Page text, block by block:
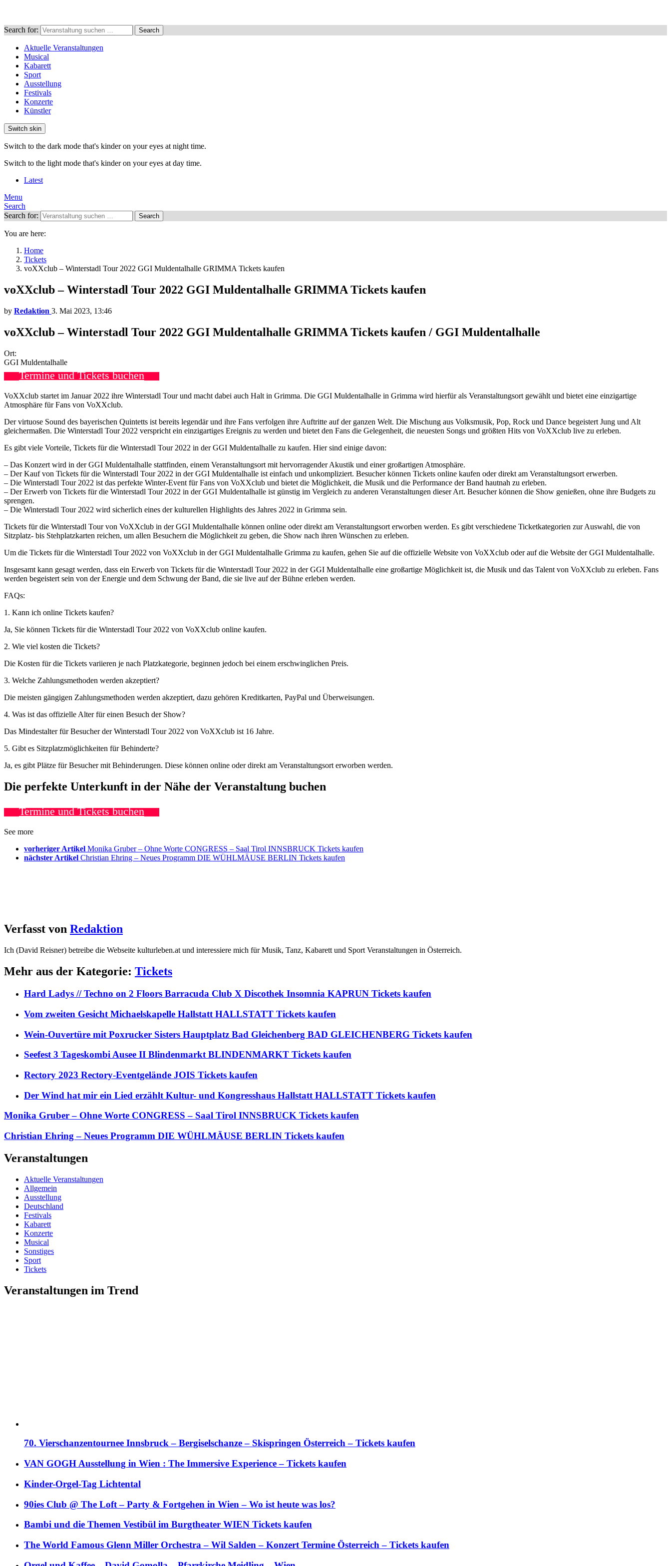
Search for: Search
Aktuelle Veranstaltungen
Musical
Kabarett
Sport
Ausstellung
Festivals
Konzerte
Künstler
Switch skin
Switch to the dark mode that's kinder on your eyes at night time.
Switch to the light mode that's kinder on your eyes at day time.
Latest
Menu
Search
Search for:
Search
You are here:
Home
Tickets
voXXclub – Winterstadl Tour 2022 GGI Muldentalhalle GRIMMA Tickets kaufen
voXXclub – Winterstadl Tour 2022 GGI Muldentalhalle GRIMMA Tickets kaufen
by Redaktion 3. Mai 2023, 13:46
voXXclub – Winterstadl Tour 2022 GGI Muldentalhalle GRIMMA Tickets kaufen / GGI Muldentalhalle
Ort:
GGI Muldentalhalle
Termine und Tickets buchen
VoXXclub startet im Januar 2022 ihre Winterstadl Tour und macht dabei auch Halt in Grimma. Die GGI Muldentalhalle in Grimma wird hierfür als Veranstaltungsort gewählt und bietet eine einzigartige
Atmosphäre für Fans von VoXXclub.
Der virtuose Sound des bayerischen Quintetts ist bereits legendär und ihre Fans verfolgen ihre Auftritte auf der ganzen Welt. Die Mischung aus Volksmusik, Pop, Rock und Dance begeistert Jung und Alt
gleichermaßen. Die Winterstadl Tour 2022 verspricht ein einzigartiges Ereignis zu werden und bietet den Fans die Gelegenheit, die neuesten Songs und größten Hits von VoXXclub live zu erleben.
Es gibt viele Vorteile, Tickets für die Winterstadl Tour 2022 in der GGI Muldentalhalle zu kaufen. Hier sind einige davon:
– Das Konzert wird in der GGI Muldentalhalle stattfinden, einem Veranstaltungsort mit hervorragender Akustik und einer großartigen Atmosphäre.
– Der Kauf von Tickets für die Winterstadl Tour 2022 in der GGI Muldentalhalle ist einfach und unkompliziert. Besucher können Tickets online kaufen oder direkt am Veranstaltungsort erwerben.
– Die Winterstadl Tour 2022 ist das perfekte Winter-Event für Fans von VoXXclub und bietet die Möglichkeit, die Musik und die Performance der Band hautnah zu erleben.
– Der Erwerb von Tickets für die Winterstadl Tour 2022 in der GGI Muldentalhalle ist günstig im Vergleich zu anderen Veranstaltungen dieser Art. Besucher können die Show genießen, ohne ihre Budgets zu
sprengen.
– Die Winterstadl Tour 2022 wird sicherlich eines der kulturellen Highlights des Jahres 2022 in Grimma sein.
Tickets für die Winterstadl Tour von VoXXclub in der GGI Muldentalhalle können online oder direkt am Veranstaltungsort erworben werden. Es gibt verschiedene Ticketkategorien zur Auswahl, die von
Sitzplatz- bis Stehplatzkarten reichen, um allen Besuchern die Möglichkeit zu geben, die Show nach ihren Wünschen zu erleben.
Um die Tickets für die Winterstadl Tour 2022 von VoXXclub in der GGI Muldentalhalle Grimma zu kaufen, gehen Sie auf die offizielle Website von VoXXclub oder auf die Website der GGI Muldentalhalle.
Insgesamt kann gesagt werden, dass ein Erwerb von Tickets für die Winterstadl Tour 2022 in der GGI Muldentalhalle eine großartige Möglichkeit ist, die Musik und das Talent von VoXXclub zu erleben. Fans
werden begeistert sein von der Energie und dem Schwung der Band, die sie live auf der Bühne erleben werden.
FAQs:
1. Kann ich online Tickets kaufen?
Ja, Sie können Tickets für die Winterstadl Tour 2022 von VoXXclub online kaufen.
2. Wie viel kosten die Tickets?
Die Kosten für die Tickets variieren je nach Platzkategorie, beginnen jedoch bei einem erschwinglichen Preis.
3. Welche Zahlungsmethoden werden akzeptiert?
Die meisten gängigen Zahlungsmethoden werden akzeptiert, dazu gehören Kreditkarten, PayPal und Überweisungen.
4. Was ist das offizielle Alter für einen Besuch der Show?
Das Mindestalter für Besucher der Winterstadl Tour 2022 von VoXXclub ist 16 Jahre.
5. Gibt es Sitzplatzmöglichkeiten für Behinderte?
Ja, es gibt Plätze für Besucher mit Behinderungen. Diese können online oder direkt am Veranstaltungsort erworben werden.
Die perfekte Unterkunft in der Nähe der Veranstaltung buchen
Termine und Tickets buchen
See more
vorheriger Artikel Monika Gruber – Ohne Worte CONGRESS – Saal Tirol INNSBRUCK Tickets kaufen
nächster Artikel Christian Ehring – Neues Programm DIE WÜHLMÄUSE BERLIN Tickets kaufen
Verfasst von Redaktion
Ich (David Reisner) betreibe die Webseite kulturleben.at und interessiere mich für Musik, Tanz, Kabarett und Sport Veranstaltungen in Österreich.
Mehr aus der Kategorie: Tickets
Hard Ladys // Techno on 2 Floors Barracuda Club X Discothek Insomnia KAPRUN Tickets kaufen
Vom zweiten Gesicht Michaelskapelle Hallstatt HALLSTATT Tickets kaufen
Wein-Ouvertüre mit Poxrucker Sisters Hauptplatz Bad Gleichenberg BAD GLEICHENBERG Tickets kaufen
Seefest 3 Tageskombi Ausee II Blindenmarkt BLINDENMARKT Tickets kaufen
Rectory 2023 Rectory-Eventgelände JOIS Tickets kaufen
Der Wind hat mir ein Lied erzählt Kultur- und Kongresshaus Hallstatt HALLSTATT Tickets kaufen
Monika Gruber – Ohne Worte CONGRESS – Saal Tirol INNSBRUCK Tickets kaufen
Christian Ehring – Neues Programm DIE WÜHLMÄUSE BERLIN Tickets kaufen
Veranstaltungen
Aktuelle Veranstaltungen
Allgemein
Ausstellung
Deutschland
Festivals
Kabarett
Konzerte
Musical
Sonstiges
Sport
Tickets
Veranstaltungen im Trend
70. Vierschanzentournee Innsbruck – Bergiselschanze – Skispringen Österreich – Tickets kaufen
VAN GOGH Ausstellung in Wien : The Immersive Experience – Tickets kaufen
Kinder-Orgel-Tag Lichtental
90ies Club @ The Loft – Party & Fortgehen in Wien – Wo ist heute was los?
Bambi und die Themen Vestibül im Burgtheater WIEN Tickets kaufen
The World Famous Glenn Miller Orchestra – Wil Salden – Konzert Termine Österreich – Tickets kaufen